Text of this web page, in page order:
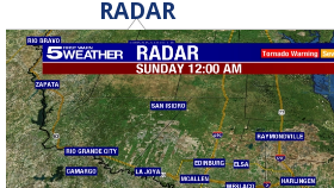
RADAR